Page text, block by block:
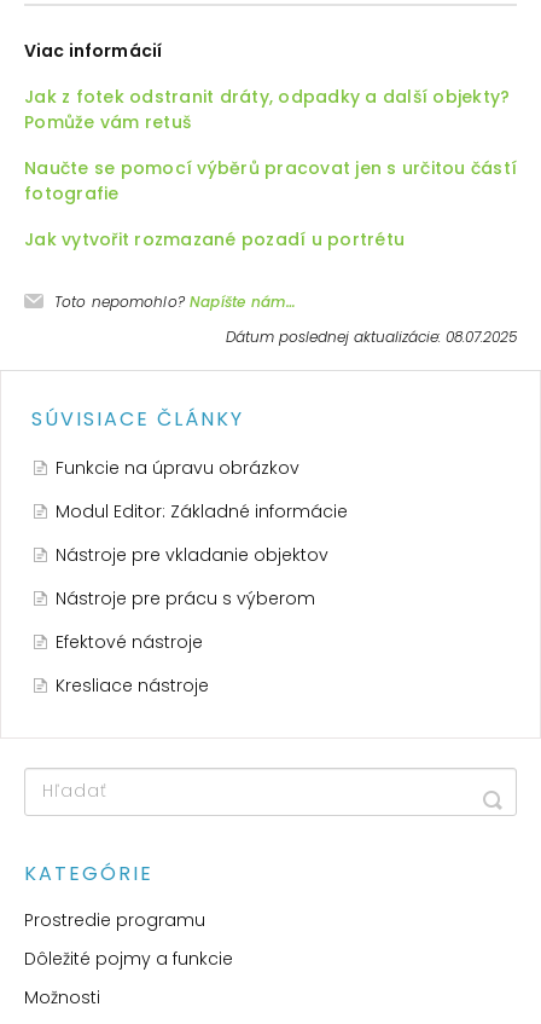
Viac informácií
Jak z fotek odstranit dráty, odpadky a další objekty?
Pomůže vám retuš
Naučte se pomocí výběrů pracovat jen s určitou částí
fotografie
Jak vytvořit rozmazané pozadí u portrétu
Toto nepomohlo? Napíšte nám…
Dátum poslednej aktualizácie: 08.07.2025
SÚVISIACE ČLÁNKY
Funkcie na úpravu obrázkov
Modul Editor: Základné informácie
Nástroje pre vkladanie objektov
Nástroje pre prácu s výberom
Efektové nástroje
Kresliace nástroje
KATEGÓRIE
Prostredie programu
Dôležité pojmy a funkcie
Možnosti